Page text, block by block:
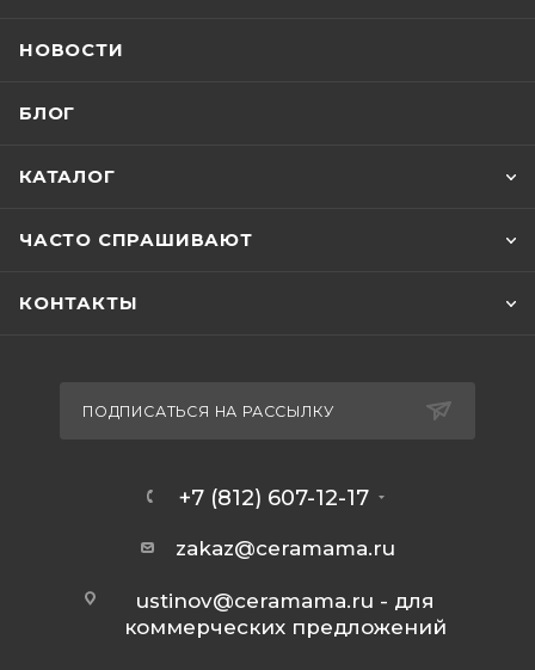
НОВОСТИ
БЛОГ
КАТАЛОГ
ЧАСТО СПРАШИВАЮТ
КОНТАКТЫ
ПОДПИСАТЬСЯ НА РАССЫЛКУ
+7 (812) 607-12-17
zakaz@ceramama.ru
ustinov@ceramama.ru - для
коммерческих предложений